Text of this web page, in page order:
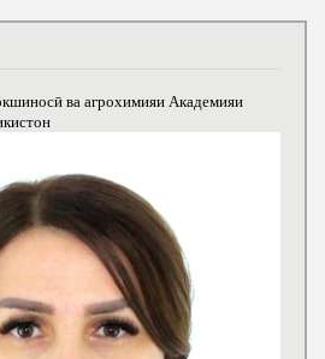
ва агрохимияи Академияи